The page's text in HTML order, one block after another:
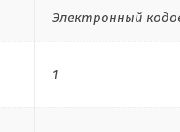
Электронный
1